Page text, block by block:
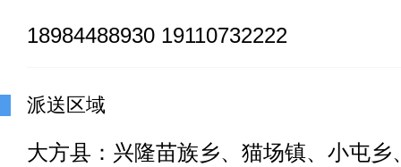
18984488930 19110732222
派送区域
大方县：兴隆苗族乡、猫场镇、小屯乡